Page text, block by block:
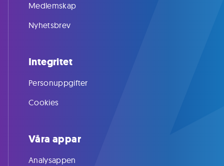
Medlemskap
Nyhetsbrev
Integritet
Personuppgifter
Cookies
Våra appar
Analysappen